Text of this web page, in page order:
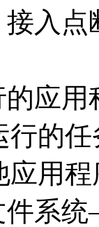
入
的应
行的
应用
件系